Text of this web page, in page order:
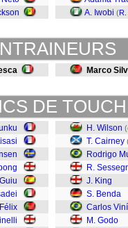
A. Iwobi (
Marco
DE
H. Wilson
T. Cairney
Rodrigo
R.
J. King
S. Benda
Carlos
M. Godo